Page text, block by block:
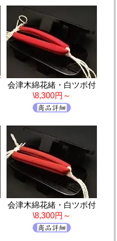
会津木綿花緒・白ツボ付
\8,300円～
会津木綿花緒・白ツボ付
\8,300円～